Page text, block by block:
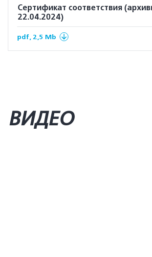
Сертификат соответствия
22.04.2024)
pdf, 2,5 Mb
ВИДЕО